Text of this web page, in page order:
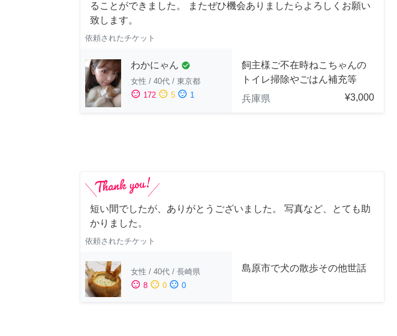
ることができました。 またぜひ機会ありましたらよろしくお願い
致します。
依頼されたチケット
わかにゃん check_circle
女性 / 40代 / 東京都
sentiment_satisfied 172 sentiment_neutral 5 sentiment_dissatisfied 1
飼主様ご不在時ねこちゃんの
トイレ掃除やごはん補充等
兵庫県
¥3,000
短い間でしたが、ありがとうございました。 写真など、とても助
かりました。
依頼されたチケット
女性 / 40代 / 長崎県
sentiment_satisfied 8 sentiment_neutral 0 sentiment_dissatisfied 0
島原市で犬の散歩その他世話